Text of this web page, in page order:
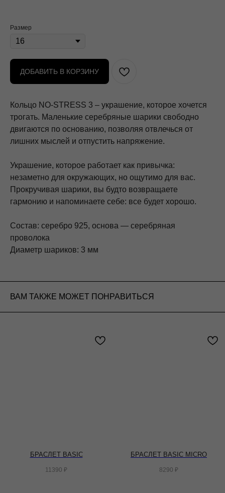
Размер
ДОБАВИТЬ В КОРЗИНУ
Кольцо NO-STRESS 3 – украшение, которое хочется
трогать. Маленькие серебряные шарики свободно
двигаются по основанию, позволяя отвлечься от
лишних мыслей и отпустить напряжение.
Украшение, которое работает как привычка:
незаметно для окружающих, но ощутимо для вас.
Прокручивая шарики, вы будто возвращаете
гармонию и напоминаете себе: все будет хорошо.
Состав: серебро 925, основа — серебряная
проволока
Диаметр шариков: 3 мм
ВАМ ТАКЖЕ МОЖЕТ ПОНРАВИТЬСЯ
БРАСЛЕТ BASIC
11390 ₽
БРАСЛЕТ BASIC MICRO
8290 ₽